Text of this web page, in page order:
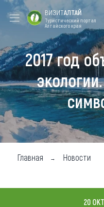
Форум VISIT
ALTAI
Цветение
маральника
Туры
Где побывать
Чем заняться
ВИЗИТАЛТАЙ
Туристический портал
Алтайского края
2017 год
Главная Новости
20